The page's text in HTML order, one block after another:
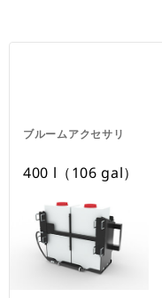
ブルームアクセサリ
400 l（106 gal）